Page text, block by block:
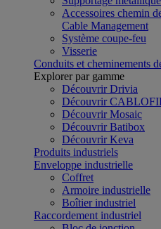
Accessoires chemin
Cable Management
Système coupe-feu
Visserie
Conduits et cheminements
Explorer par gamme
Découvrir Drivia
Découvrir
Découvrir Mosaic
Découvrir Batibox
Découvrir Keva
Produits industriels
Enveloppe industrielle
Coffret
Armoire industrielle
Boîtier industriel
Raccordement industriel